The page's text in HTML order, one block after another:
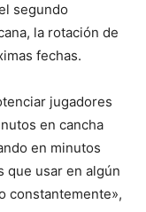
segundo
la rotación de
fechas.
jugadores
en cancha
en minutos
que usar en algún
constantemente»,